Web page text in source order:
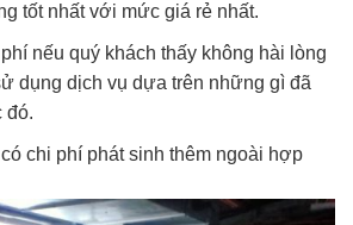
tốt nhất với mức giá rẻ nhất.
nếu quý khách thấy không hài lòng
dụng dịch vụ dựa trên những gì đã
đó.
chi phí phát sinh thêm ngoài hợp